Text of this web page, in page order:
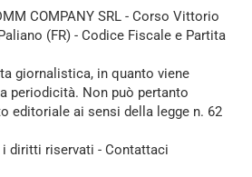
COMPANY SRL - Corso Vittorio
(FR) - Codice Fiscale e Partita
giornalistica, in quanto viene
periodicità. Non può pertanto
editoriale ai sensi della legge n. 62
diritti riservati - Contattaci